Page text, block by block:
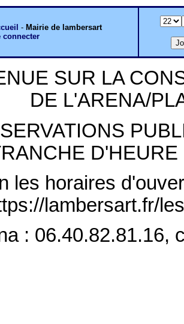
- Mairie de lambersart
connecter
SUR LA
DE L'ARENA/
les horaires
lambersart.fr/
: 06.40.82.81.16,